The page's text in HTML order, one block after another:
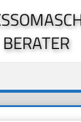
BERATER